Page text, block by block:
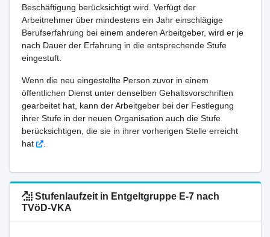
Beschäftigung berücksichtigt wird. Verfügt der
Arbeitnehmer über mindestens ein Jahr einschlägige
Berufserfahrung bei einem anderen Arbeitgeber, wird er je
nach Dauer der Erfahrung in die entsprechende Stufe
eingestuft.
Wenn die neu eingestellte Person zuvor in einem
öffentlichen Dienst unter denselben Gehaltsvorschriften
gearbeitet hat, kann der Arbeitgeber bei der Festlegung
ihrer Stufe in der neuen Organisation auch die Stufe
berücksichtigen, die sie in ihrer vorherigen Stelle erreicht
hat
.
Stufenlaufzeit in Entgeltgruppe E-7 nach
TVöD-VKA